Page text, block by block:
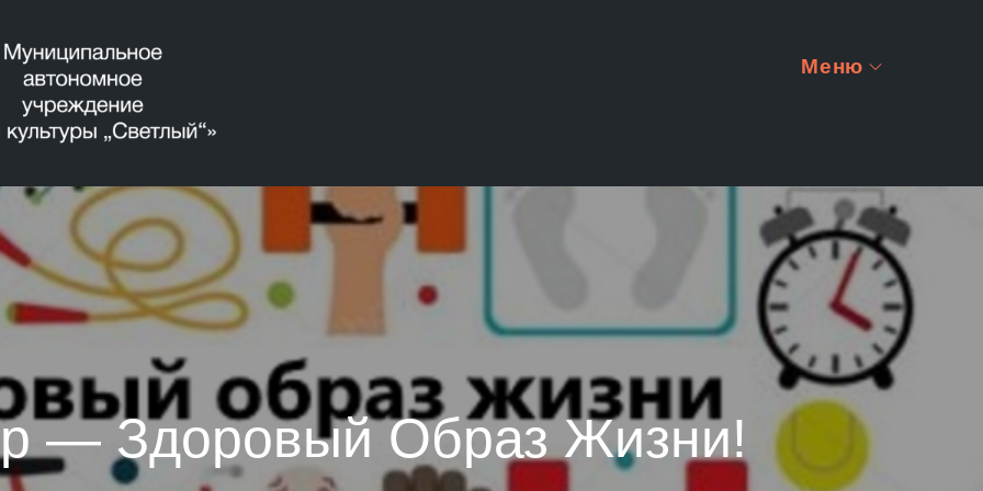
Меню
— Здоровый Образ Жизни!